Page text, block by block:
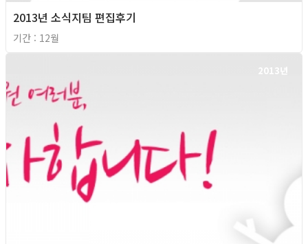
2013년 소식지팀 편집후기
기간 : 12월
2013년